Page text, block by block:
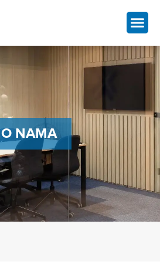
O NAMA